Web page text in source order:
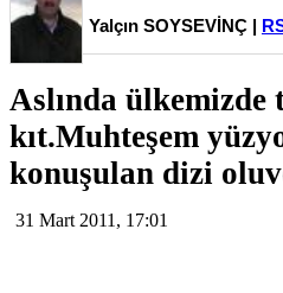
Yalçın SOYSEVİNÇ |
Aslında
kıt.Muhteşem
konuşulan dizi
31 Mart 2011, 17:01